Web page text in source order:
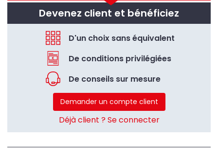
Devenez client et bénéficiez
D'un choix sans équivalent
De conditions privilégiées
De conseils sur mesure
Demander un compte client
Déjà client ? Se connecter